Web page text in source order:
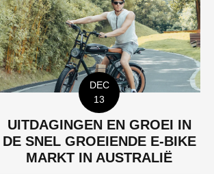
DEC
13
UITDAGINGEN EN GROEI IN
DE SNEL GROEIENDE E-BIKE
MARKT IN AUSTRALIË